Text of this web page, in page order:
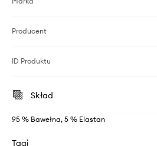
Producent
ID Produktu
Skład
95 % Bawełna, 5 % Elastan
Tagi